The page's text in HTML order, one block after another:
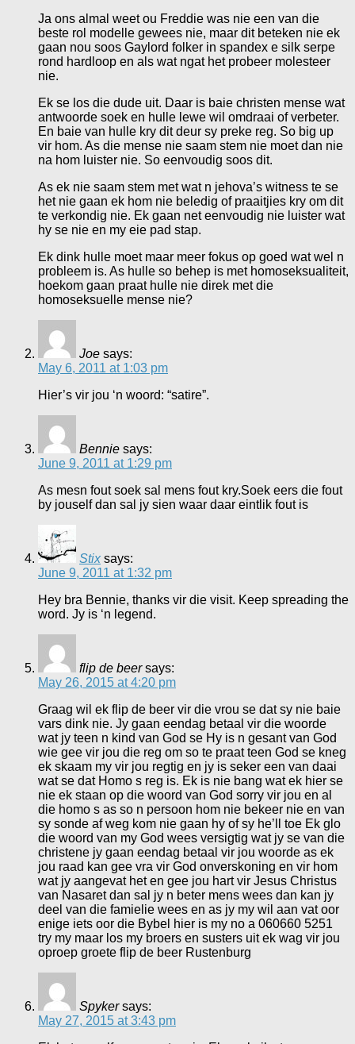
Ja ons almal weet ou Freddie was nie een van die
beste rol modelle gewees nie, maar dit beteken nie ek
gaan nou soos Gaylord folker in spandex e silk serpe
rond hardloop en als wat ngat het probeer molesteer
nie.
Ek se los die dude uit. Daar is baie christen mense wat
antwoorde soek en hulle lewe wil omdraai of verbeter.
En baie van hulle kry dit deur sy preke reg. So big up
vir hom. As die mense nie saam stem nie moet dan nie
na hom luister nie. So eenvoudig soos dit.
As ek nie saam stem met wat n jehova’s witness te se
het nie gaan ek hom nie beledig of praaitjies kry om dit
te verkondig nie. Ek gaan net eenvoudig nie luister wat
hy se nie en my eie pad stap.
Ek dink hulle moet maar meer fokus op goed wat wel n
probleem is. As hulle so behep is met homoseksualiteit,
hoekom gaan praat hulle nie direk met die
homoseksuelle mense nie?
Joe says:
May 6, 2011 at 1:03 pm
Hier’s vir jou ‘n woord: “satire”.
Bennie says:
June 9, 2011 at 1:29 pm
As mesn fout soek sal mens fout kry.Soek eers die fout
by jouself dan sal jy sien waar daar eintlik fout is
Stix says:
June 9, 2011 at 1:32 pm
Hey bra Bennie, thanks vir die visit. Keep spreading the
word. Jy is ‘n legend.
flip de beer says:
May 26, 2015 at 4:20 pm
Graag wil ek flip de beer vir die vrou se dat sy nie baie
vars dink nie. Jy gaan eendag betaal vir die woorde
wat jy teen n kind van God se Hy is n gesant van God
wie gee vir jou die reg om so te praat teen God se kneg
ek skaam my vir jou regtig en jy is seker een van daai
wat se dat Homo s reg is. Ek is nie bang wat ek hier se
nie ek staan op die woord van God sorry vir jou en al
die homo s as so n persoon hom nie bekeer nie en van
sy sonde af weg kom nie gaan hy of sy he’ll toe Ek glo
die woord van my God wees versigtig wat jy se van die
christene jy gaan eendag betaal vir jou woorde as ek
jou raad kan gee vra vir God onverskoning en vir hom
wat jy aangevat het en gee jou hart vir Jesus Christus
van Nasaret dan sal jy n beter mens wees dan kan jy
deel van die famielie wees en as jy my wil aan vat oor
enige iets oor die Bybel hier is my no a 060660 5251
try my maar los my broers en susters uit ek wag vir jou
oproep groete flip de beer Rustenburg
Spyker says:
May 27, 2015 at 3:43 pm